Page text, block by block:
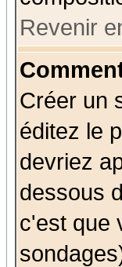
Revenir
Créer un
éditez le
devriez
dessous
c'est que